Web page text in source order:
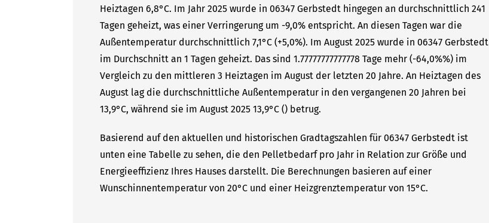
Heiztagen 6,8°C. Im Jahr 2025 wurde in 06347 Gerbstedt hingegen an durchschnittlich 241
Tagen geheizt, was einer Verringerung um -9,0% entspricht. An diesen Tagen war die
Außentemperatur durchschnittlich 7,1°C (+5,0%). Im August 2025 wurde in 06347 Gerbstedt
im Durchschnitt an 1 Tagen geheizt. Das sind 1.77777777777778 Tage mehr (-64,0%%) im
Vergleich zu den mittleren 3 Heiztagen im August der letzten 20 Jahre. An Heiztagen des
August lag die durchschnittliche Außentemperatur in den vergangenen 20 Jahren bei
13,9°C, während sie im August 2025 13,9°C () betrug.
Basierend auf den aktuellen und historischen Gradtagszahlen für 06347 Gerbstedt ist
unten eine Tabelle zu sehen, die den Pelletbedarf pro Jahr in Relation zur Größe und
Energieeffizienz Ihres Hauses darstellt. Die Berechnungen basieren auf einer
Wunschinnentemperatur von 20°C und einer Heizgrenztemperatur von 15°C.